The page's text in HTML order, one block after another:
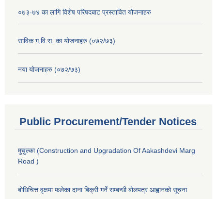
०७३-७४ का लागि विशेष परिषदबाट प्रस्तावित योजनाहरु
साविक ग,वि.स. का योजनाहरु (०७२/७३)
नया योजनाहरु (०७२/७३)
Public Procurement/Tender Notices
मुचुल्का (Construction and Upgradation Of Aakashdevi Marg
Road )
बोधिचित्त वृक्षमा फलेका दाना बिक्री गर्ने सम्बन्धी बोलपत्र आह्वानको सूचना